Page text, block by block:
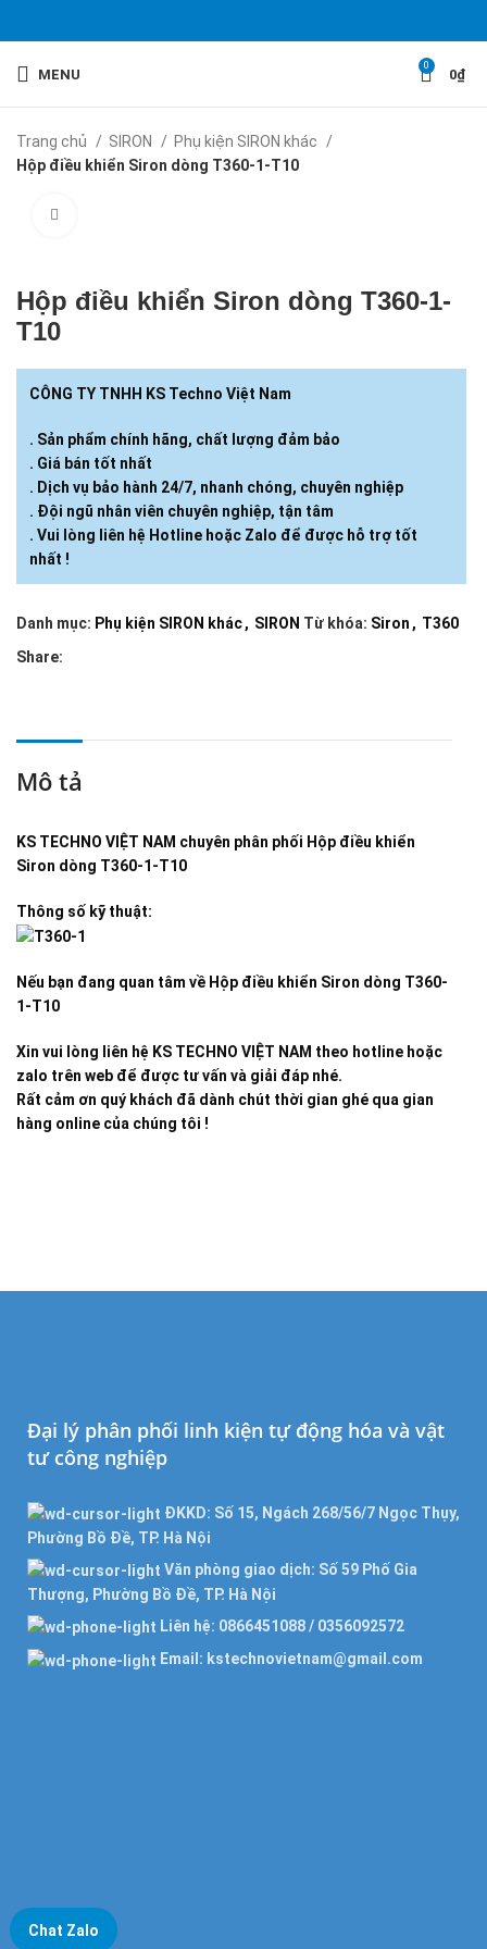
MENU
0
0₫
Trang chủ SIRON
Phụ kiện SIRON khác
Hộp điều khiển Siron dòng T360-1-T10
Hộp điều khiển Siron dòng T360-1-
T10
CÔNG TY TNHH KS Techno Việt Nam
. Sản phẩm chính hãng, chất lượng đảm bảo
. Giá bán tốt nhất
. Dịch vụ bảo hành 24/7, nhanh chóng, chuyên nghiệp
. Đội ngũ nhân viên chuyên nghiệp, tận tâm
. Vui lòng liên hệ Hotline hoặc Zalo để được hỗ trợ tốt
nhất !
Danh mục: Phụ kiện SIRON khác, SIRON Từ khóa: Siron , T360
Share:
Mô tả
KS TECHNO VIỆT NAM chuyên phân phối Hộp điều khiển
Siron dòng T360-1-T10
Thông số kỹ thuật:
Nếu bạn đang quan tâm về Hộp điều khiển Siron dòng T360-
1-T10
Xin vui lòng liên hệ KS TECHNO VIỆT NAM theo hotline hoặc
zalo trên web để được tư vấn và giải đáp nhé.
Rất cảm ơn quý khách đã dành chút thời gian ghé qua gian
hàng online của chúng tôi !
Đại lý phân phối linh kiện tự động hóa và vật
tư công nghiệp
ĐKKD: Số 15, Ngách 268/56/7 Ngọc Thụy,
Phường Bồ Đề, TP. Hà Nội
Văn phòng giao dịch: Số 59 Phố Gia
Thượng, Phường Bồ Đề, TP. Hà Nội
Liên hệ: 0866451088 / 0356092572
Email: kstechnovietnam@gmail.com
Chat Zalo